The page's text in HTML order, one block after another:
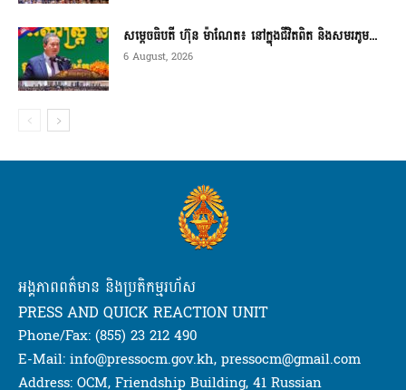
សម្តេចធិបតី ហ៊ុន ម៉ាណែត៖ នៅក្នុងជីវិតពិត និងសមរភូម...
6 August, 2026
អង្គភាពពត៌មាន និងប្រតិកម្មរហ័ស
PRESS AND QUICK REACTION UNIT
Phone/Fax: (855) 23 212 490
E-Mail: info@pressocm.gov.kh, pressocm@gmail.com
Address: OCM, Friendship Building, 41 Russian